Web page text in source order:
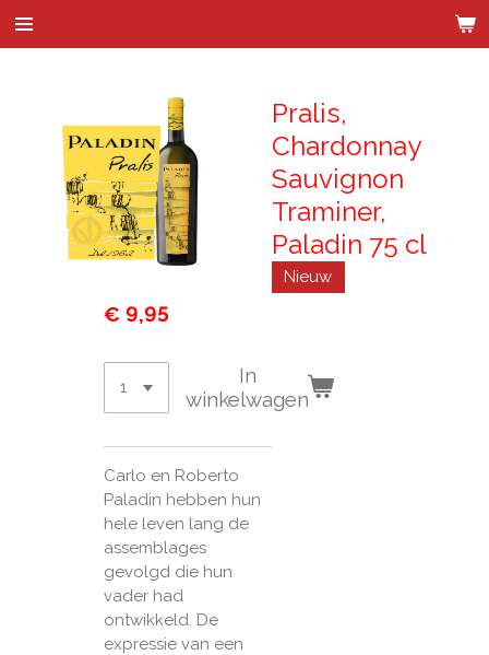
Ga
direct
Pralis,
Chardonnay
Sauvignon
Traminer,
Paladin 75 cl
Nieuw
€ 9,95
In
winkelwagen
Carlo en Roberto
Paladin hebben hun
hele leven lang de
assemblages
gevolgd die hun
vader had
ontwikkeld. De
expressie van een